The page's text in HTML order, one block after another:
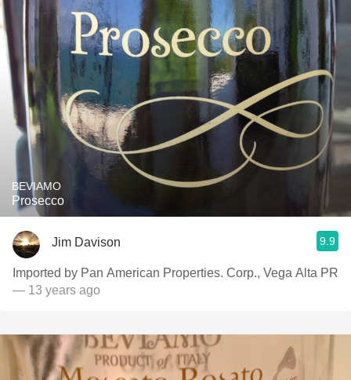
BEVIAMO
Prosecco
Jim Davison 9.9
Imported by Pan American Properties. Corp., Vega Alta PR
— 13 years ago